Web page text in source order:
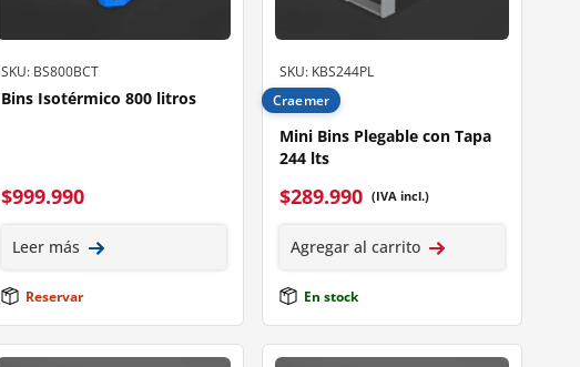
SKU: BS800BCT
Bins Isotérmico 800 litros
$999.990
Leer más
Reservar
SKU: KBS244PL
Craemer
Mini Bins Plegable con Tapa
244 lts
$289.990 (IVA incl.)
Agregar al carrito
En stock